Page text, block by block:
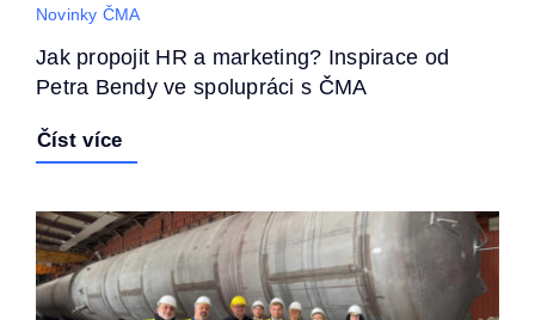
Novinky ČMA
Jak propojit HR a marketing? Inspirace od
Petra Bendy ve spolupráci s ČMA
Číst více